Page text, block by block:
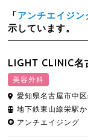
「アンチエイジン
示しています。
LIGHT CLINIC名
美容外科
愛知県名古屋市中区
地下鉄東山線栄駅
アンチエイジング